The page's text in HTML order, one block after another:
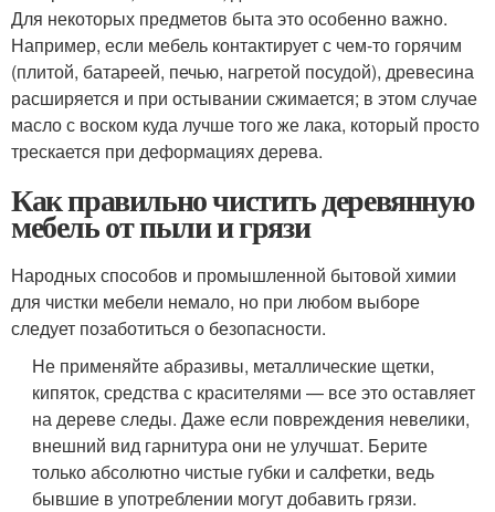
Для некоторых предметов быта это особенно важно.
Например, если мебель контактирует с чем-то горячим
(плитой, батареей, печью, нагретой посудой), древесина
расширяется и при остывании сжимается; в этом случае
масло с воском куда лучше того же лака, который просто
трескается при деформациях дерева.
Как правильно чистить деревянную
мебель от пыли и грязи
Народных способов и промышленной бытовой химии
для чистки мебели немало, но при любом выборе
следует позаботиться о безопасности.
Не применяйте абразивы, металлические щетки,
кипяток, средства с красителями — все это оставляет
на дереве следы. Даже если повреждения невелики,
внешний вид гарнитура они не улучшат. Берите
только абсолютно чистые губки и салфетки, ведь
бывшие в употреблении могут добавить грязи.